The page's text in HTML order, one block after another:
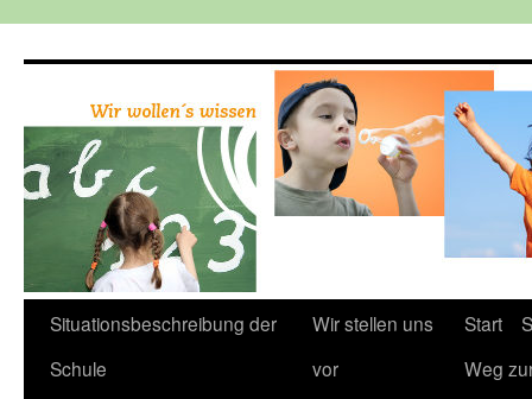
Situationsbeschreibung der
Schule
Wir stellen uns
vor
Start
Weg